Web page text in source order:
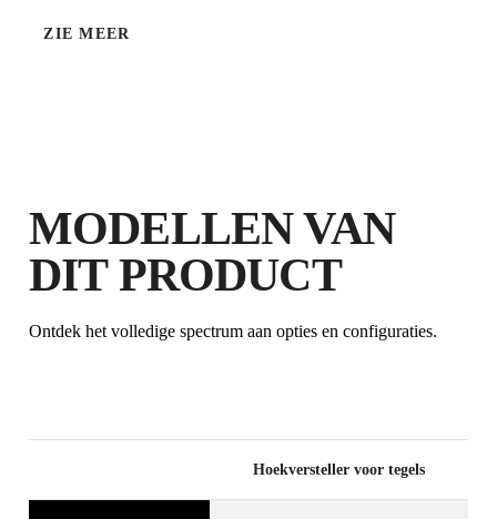
REGISTREREN BIJ DE CLUB RUBI
PUNTEN
PRODUCTEN
ZIE MEER
MODELLEN VAN
DIT PRODUCT
Ontdek het volledige spectrum aan opties en configuraties.
Hoekversteller voor tegels